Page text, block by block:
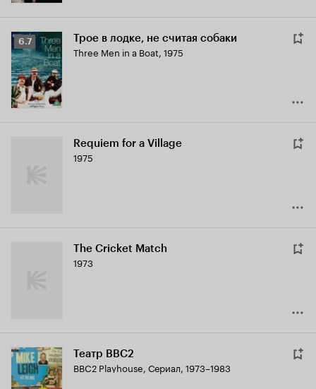
Рейтинг
Кинопоиска
6.7
6.7 Трое в лодке, не считая собаки
Three Men in a Boat, 1975
Requiem for a Village
1975
The Cricket Match
1973
Театр BBC2
BBC2 Playhouse, Сериал, 1973–1983